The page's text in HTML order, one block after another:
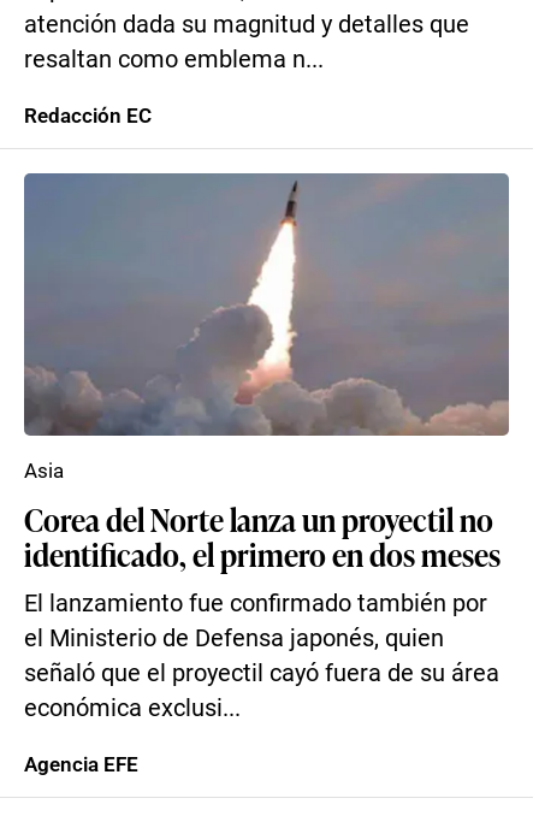
atención dada su magnitud y detalles que
resaltan como emblema n...
Redacción EC
Corea del Norte lanza un proyectil no
identificado, el primero en dos meses
El lanzamiento fue confirmado también por
el Ministerio de Defensa japonés, quien
señaló que el proyectil cayó fuera de su área
económica exclusi...
Asia
Agencia EFE